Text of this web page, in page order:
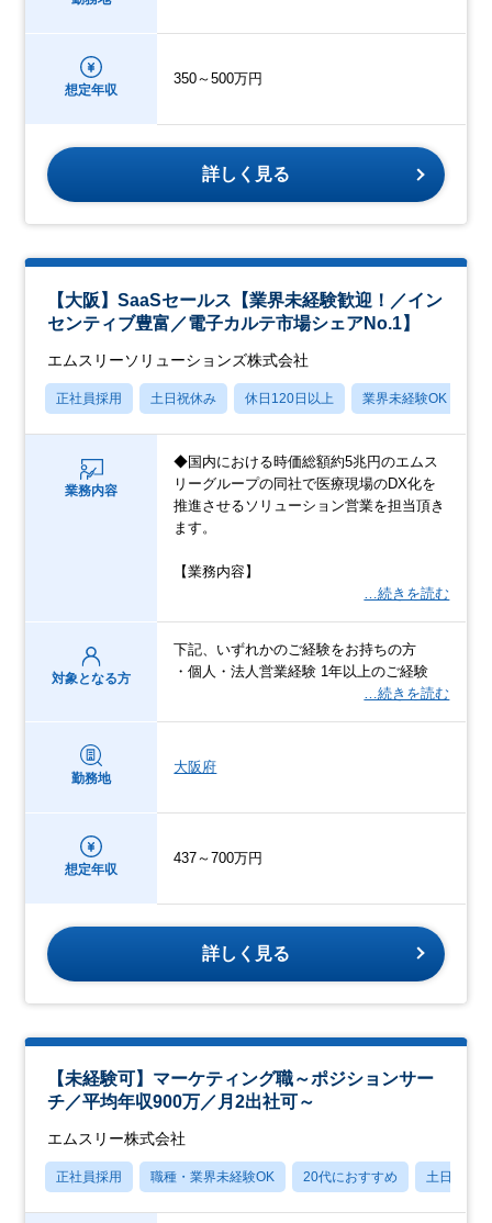
想定年収
350～500万円
詳しく見る
【大阪】SaaSセールス【業界未経験歓迎！／イン
センティブ豊富／電子カルテ市場シェアNo.1】
エムスリーソリューションズ株式会社
正社員採用 土日祝休み 休日120日以上 業界未経験OK
業務内容
◆国内における時価総額約5兆円のエムス
リーグループの同社で医療現場のDX化を
推進させるソリューション営業を担当頂き
ます。
【業務内容】
…続きを読む
対象となる方
下記、いずれかのご経験をお持ちの方
・個人・法人営業経験 1年以上のご経験
…続きを読む
勤務地
大阪府
想定年収
437～700万円
詳しく見る
【未経験可】マーケティング職～ポジションサー
チ／平均年収900万／月2出社可～
エムスリー株式会社
正社員採用 職種・業界未経験OK 20代におすすめ 土日祝休み